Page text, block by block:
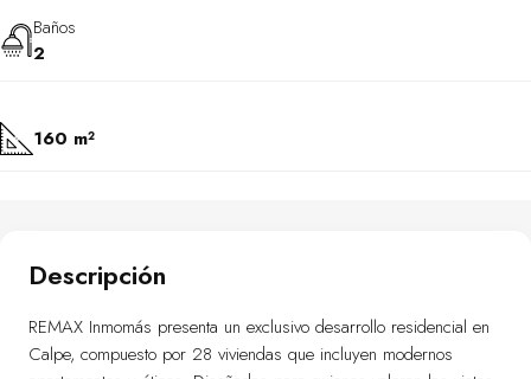
Baños
2
160 m²
Descripción
REMAX Inmomás presenta un exclusivo desarrollo residencial en
Calpe, compuesto por 28 viviendas que incluyen modernos